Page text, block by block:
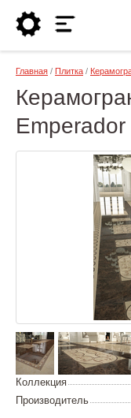
Главная / Плитка /
Коллекция
Производитель